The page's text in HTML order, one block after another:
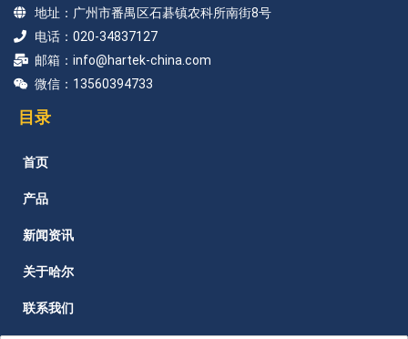
地址：广州市番禺区石碁镇农科所南街8号
电话：020-34837127
邮箱：info@hartek-china.com
微信：13560394733
目录
首页
产品
新闻资讯
关于哈尔
联系我们